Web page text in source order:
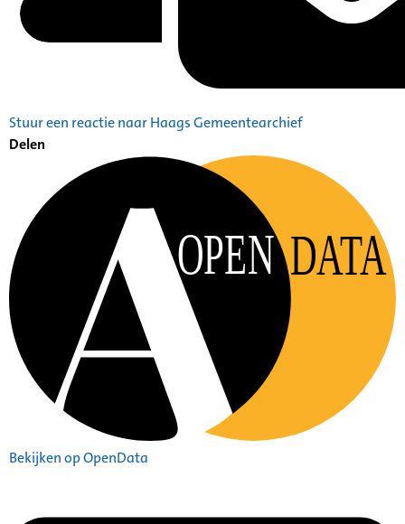
Stuur een reactie naar Haags Gemeentearchief
Delen
OPEN DATA
Bekijken op OpenData